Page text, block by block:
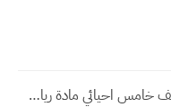
اسئلة فقط صف خامس احيائي مادة رياضيات نهاية الكورس الثاني...